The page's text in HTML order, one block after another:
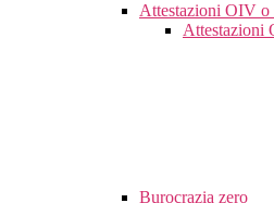
Attestazioni OIV o
Attestazioni
Burocrazia zero